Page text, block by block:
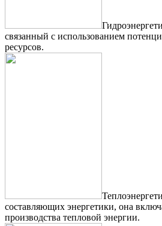
связанный с использованием
ресурсов.
составляющих энергетики, она
производства тепловой энергии.